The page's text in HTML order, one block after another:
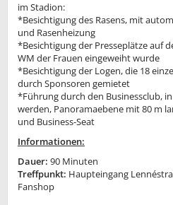
im Stadion:
*Besichtigung des Rasens, mit
und Rasenheizung
*Besichtigung der Presseplätze auf
WM der Frauen eingeweiht wurde
*Besichtigung der Logen, die 18
durch Sponsoren gemietet
*Führung durch den Businessclub,
werden, Panoramaebene mit 80 m
und Business-Seat
Informationen:
Dauer: 90 Minuten
Treffpunkt: Haupteingang
Fanshop